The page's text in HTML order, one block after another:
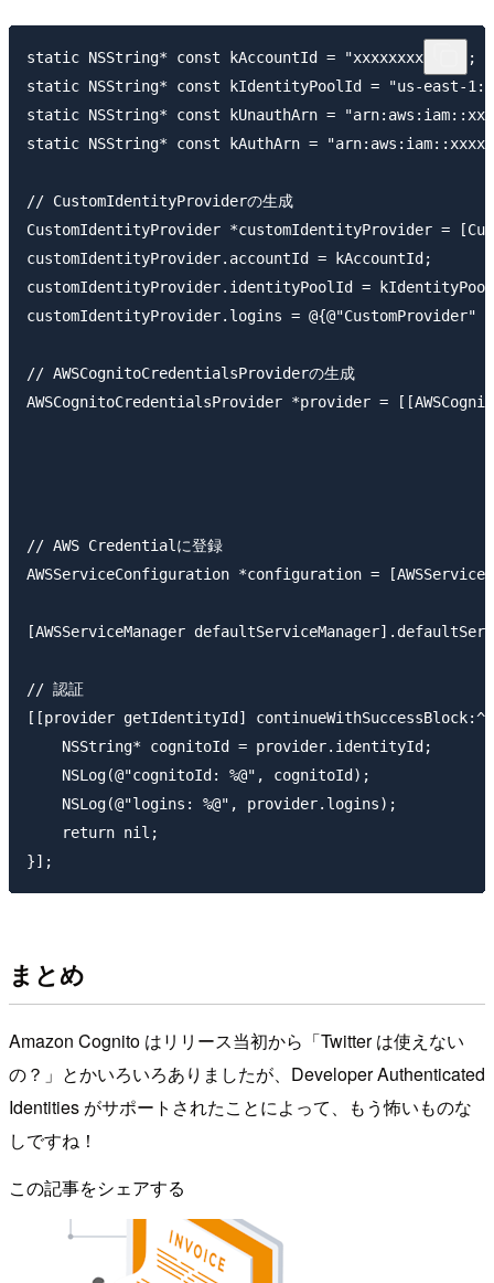
static NSString* const kAccountId = "xxxxxxxxxxxx";
static NSString* const kIdentityPoolId = "us-east-
static NSString* const kUnauthArn =
static NSString* const kAuthArn =
// CustomIdentityProviderの生成
CustomIdentityProvider *customIdentityProvider =
customIdentityProvider.accountId = kAccountId;
customIdentityProvider.identityPoolId =
customIdentityProvider.logins = @{@"CustomProvider"
// AWSCognitoCredentialsProviderの生成
AWSCognitoCredentialsProvider *provider =
// AWS Credentialに登録
AWSServiceConfiguration *configuration =
[AWSServiceManager
// 認証
[[provider getIdentityId]
    NSString* cognitoId = provider.identityId;
    NSLog(@"cognitoId: %@", cognitoId);
    NSLog(@"logins: %@", provider.logins);
    return nil;
まとめ
Amazon Cognito はリリース当初から「Twitter は使えない
の？」とかいろいろありましたが、Developer Authenticated
Identities がサポートされたことによって、もう怖いものな
しですね！
この記事をシェアする